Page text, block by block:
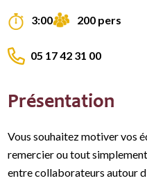
3:00 200 pers
05 17 42 31 00
Présentation
Vous souhaitez motiver vos
remercier ou tout
entre collaborateurs autour